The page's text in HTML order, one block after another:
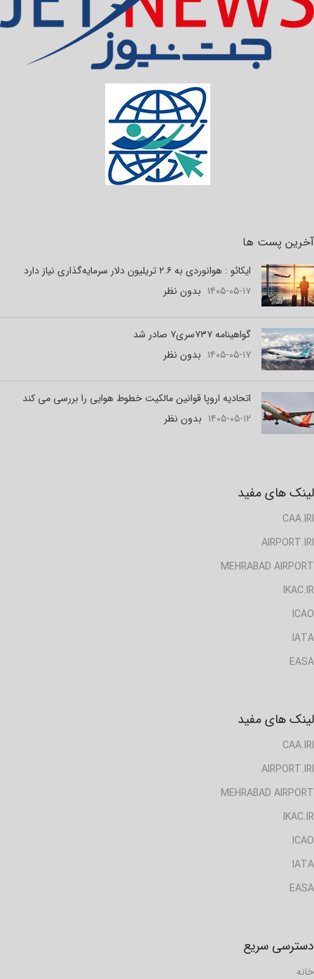
آخرین پست ها
ایکائو : هوانوردی به ۲.۶ تریلیون دلار سرمایه‌گذاری نیاز دارد
۱۴۰۵-۰۵-۱۷ بدون نظر
گواهینامه ۷۳۷سری۷ صادر شد
۱۴۰۵-۰۵-۱۷ بدون نظر
اتحادیه اروپا قوانین مالکیت خطوط هوایی را بررسی می کند
۱۴۰۵-۰۵-۱۲ بدون نظر
لینک های مفید
CAA.IRI
AIRPORT.IRI
MEHRABAD AIRPORT
IKAC.IR
ICAO
IATA
EASA
لینک های مفید
CAA.IRI
AIRPORT.IRI
MEHRABAD AIRPORT
IKAC.IR
ICAO
IATA
EASA
دسترسی سریع
خانه